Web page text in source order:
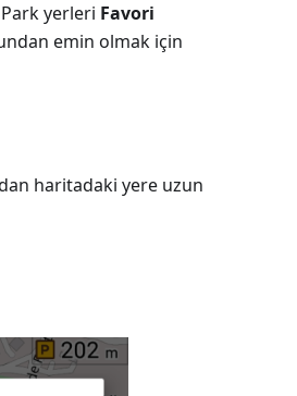
Park yerleri Favori
emin olmak için
haritadaki yere uzun